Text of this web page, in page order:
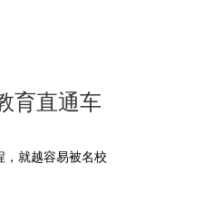
育直通车
，就越容易被名校